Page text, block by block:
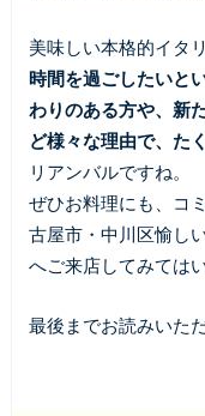
美味しい本格的イタ
時間を過ごしたいと
わりのある方や、新
ど様々な理由で、た
リアンバルですね。
ぜひお料理にも、コ
古屋市・中川区愉し
へご来店してみては
最後までお読みいた